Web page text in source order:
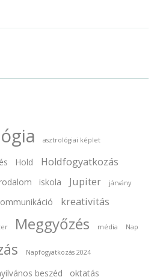
asztrológiai képlet
Hold
Holdfogyatkozás
iskola Jupiter járvány
kreativitás
Meggyőzés média Nap
Napfogyatkozás 2024
beszéd oktatás